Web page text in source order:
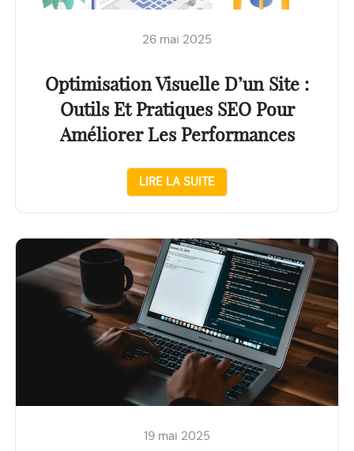
26 mai 2025
Optimisation Visuelle D’un Site :
Outils Et Pratiques SEO Pour
Améliorer Les Performances
LIRE LA SUITE
19 mai 2025